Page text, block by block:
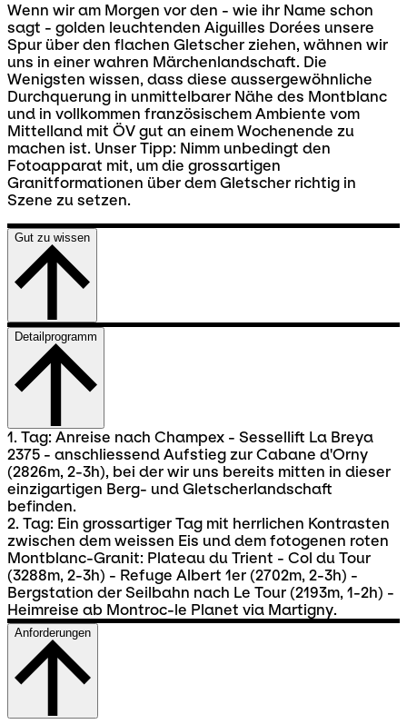
Wenn wir am Morgen vor den - wie ihr Name schon
sagt - golden leuchtenden Aiguilles Dorées unsere
Spur über den flachen Gletscher ziehen, wähnen wir
uns in einer wahren Märchenlandschaft. Die
Wenigsten wissen, dass diese aussergewöhnliche
Durchquerung in unmittelbarer Nähe des Montblanc
und in vollkommen französischem Ambiente vom
Mittelland mit ÖV gut an einem Wochenende zu
machen ist. Unser Tipp: Nimm unbedingt den
Fotoapparat mit, um die grossartigen
Granitformationen über dem Gletscher richtig in
Szene zu setzen.
Gut zu wissen
Detailprogramm
1. Tag: Anreise nach Champex - Sessellift La Breya
2375 - anschliessend Aufstieg zur Cabane d'Orny
(2826m, 2-3h), bei der wir uns bereits mitten in dieser
einzigartigen Berg- und Gletscherlandschaft
befinden.
2. Tag: Ein grossartiger Tag mit herrlichen Kontrasten
zwischen dem weissen Eis und dem fotogenen roten
Montblanc-Granit: Plateau du Trient - Col du Tour
(3288m, 2-3h) - Refuge Albert 1er (2702m, 2-3h) -
Bergstation der Seilbahn nach Le Tour (2193m, 1-2h) -
Heimreise ab Montroc-le Planet via Martigny.
Anforderungen